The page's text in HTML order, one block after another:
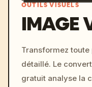
OUTILS VISUELS
IMAGE
Transformez
détaillé. Le
gratuit analyse la